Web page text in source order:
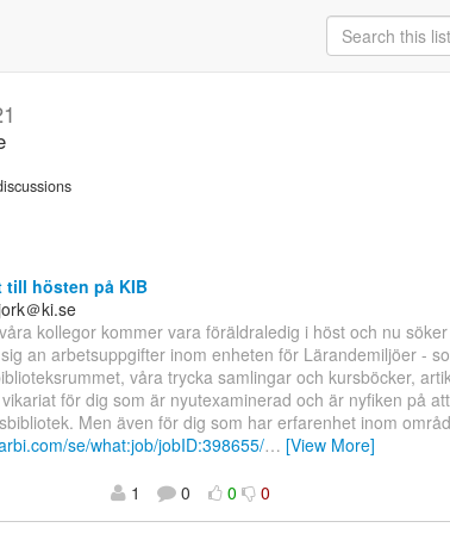
till hösten på KIB
＠ki.se
kollegor kommer vara föräldraledig i höst och nu
an arbetsuppgifter inom enheten för Lärandemiljöer -
våra trycka samlingar och kursböcker,
för dig som är nyutexaminerad och är nyfiken på
Men även för dig som har erfarenhet inom
se/what:job/jobID:398655/… [View More]
1
0 0 0